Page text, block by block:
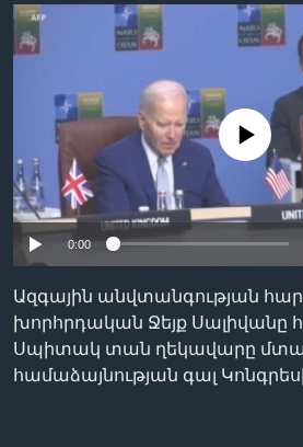
ԿԱՊ ՄԵԶ ՀԵՏ
ՀԵՏԵՒԵՔ ՄԵԶ
Լեզուներ
No media source
0:00
Ազգային անվտանգության
խորհրդական Ջեյք Սալիվանը
Սպիտակ տան ղեկավարը
համաձայնության գալ